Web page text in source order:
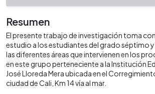
Resumen
El presente trabajo de investigación toma
estudio a los estudiantes del grado séptimo
las diferentes áreas que intervienen en los
en este grupo perteneciente a la Institución
José Lloreda Mera ubicada en el
ciudad de Cali, Km 14 vía al mar.